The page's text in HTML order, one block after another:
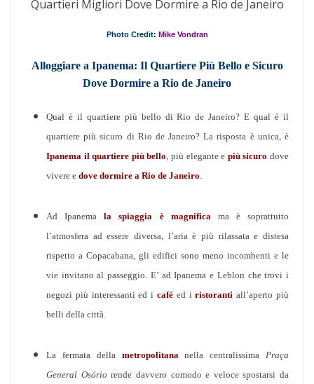
Quartieri Migliori Dove Dormire a Rio de Janeiro
Photo Credit: Mike Vondran
Alloggiare a Ipanema: Il Quartiere Più Bello e Sicuro
Dove Dormire a Rio de Janeiro
Qual è il quartiere più bello di Rio de Janeiro? E qual è il
quartiere più sicuro di Rio de Janeiro? La risposta è unica, è
Ipanema il quartiere più bello , più elegante e più sicuro dove
vivere e dove dormire a Rio de Janeiro
Ad Ipanemala spiaggia è magnifica ma è soprattutto
l’atmosfera ad essere diversa, l’aria è più rilassata e distesa
rispetto a Copacabana, gli edifici sono meno incombenti e le
vie invitano al passeggio. E’ ad Ipanema e Leblon che trovi i
negozi più interessanti ed i café ed iristoranti all’aperto più
belli della città.
La fermata della metropolitana nella centralissima Praça
General Osóriorende davvero comodo e veloce spostarsi da